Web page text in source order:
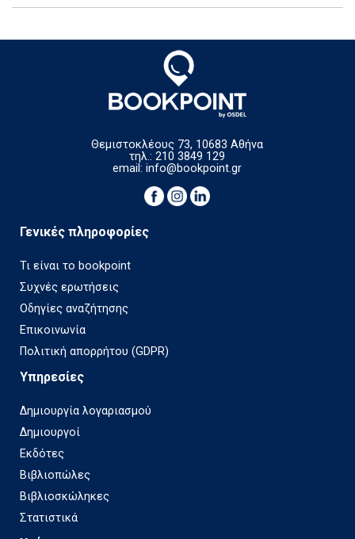
Θεμιστοκλέους 73, 10683 Αθήνα
τηλ.: 210 3849 129
email:info@bookpoint.gr
Γενικές πληροφορίες
Τι είναι το bookpoint
Συχνές ερωτήσεις
Οδηγίες αναζήτησης
Επικοινωνία
Πολιτική απορρήτου (GDPR)
Υπηρεσίες
Δημιουργία λογαριασμού
Δημιουργοί
Εκδότες
Βιβλιοπώλες
Βιβλιοσκώληκες
Στατιστικά